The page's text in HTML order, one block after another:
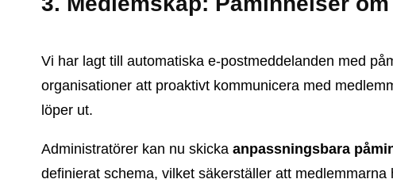
Vi har lagt till automatiska e-postmeddelanden med
organisationer att proaktivt kommunicera med
löper ut.
Administratörer kan nu skicka anpassningsbara
definierat schema, vilket säkerställer att